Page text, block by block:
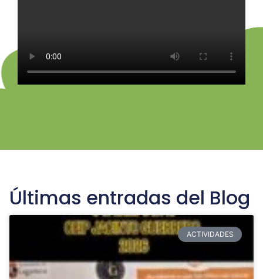
Últimas entradas del Blog
ACTIVIDADES